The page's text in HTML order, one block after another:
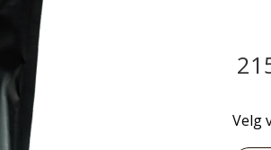
Velg